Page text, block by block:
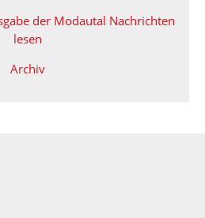
der Modautal Nachrichten
lesen
Archiv